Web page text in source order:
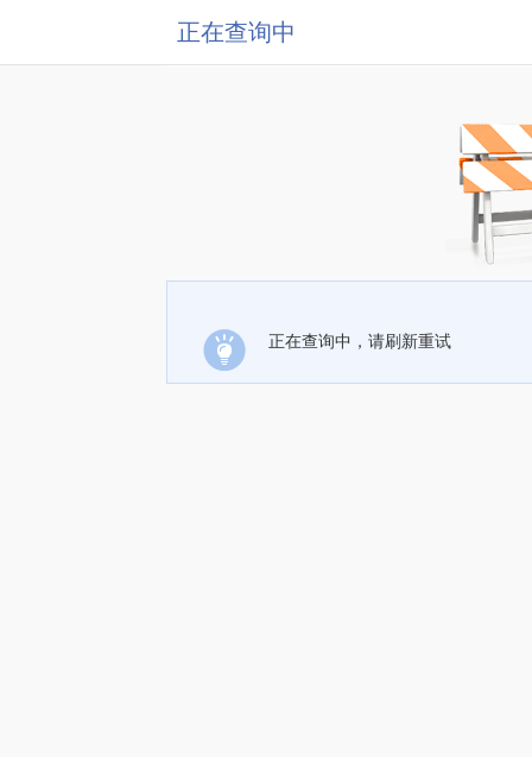
正在查询中
正在查询中，请刷新重试